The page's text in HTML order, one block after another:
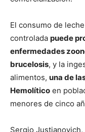
El consumo de
controlada puede
enfermedades
brucelosis, y la
alimentos, una de
Hemolítico en
menores de cinco
Sergio